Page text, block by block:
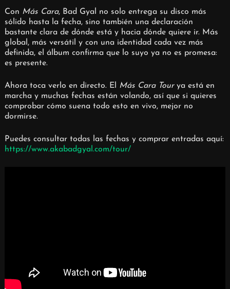
Con Más Cara, Bad Gyal no solo entrega su disco más
sólido hasta la fecha, sino también una declaración
bastante clara de dónde está y hacia dónde quiere ir. Más
global, más versátil y con una identidad cada vez más
definida, el álbum confirma que lo suyo ya no es promesa:
es presente.
Ahora toca verlo en directo. El Más Cara Tourya está en
marcha y muchas fechas están volando, así que si quieres
comprobar cómo suena todo esto en vivo, mejor no
dormirse.
Puedes consultar todas las fechas y comprar entradas aquí:
https://www.akabadgyal.com/tour/